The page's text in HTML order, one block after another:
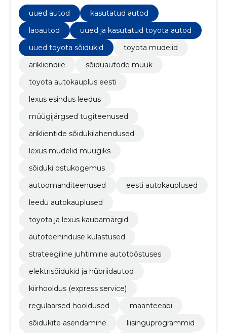
uued autod
kasutatud autod
laoautod
uued ja kasutatud toyota autod
uued toyota sõidukid
toyota mudelid
ärikliendile
sõiduautode müük
toyota autokauplus eesti
lexus esindus leedus
müügijärgsed tugiteenused
äriklientide sõidukilahendused
lexus mudelid müügiks
sõiduki ostukogemus
autoomanditeenused
eesti autokauplused
leedu autokauplused
toyota ja lexus kaubamärgid
autoteeninduse külastused
strateegiline juhtimine autotööstuses
elektrisõidukid ja hübriidautod
kiirhooldus (express service)
regulaarsed hooldused
maanteeabi
sõidukite asendamine
liisinguprogrammid